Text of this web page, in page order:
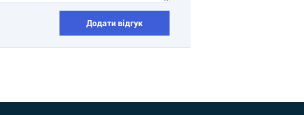
Додати відгук